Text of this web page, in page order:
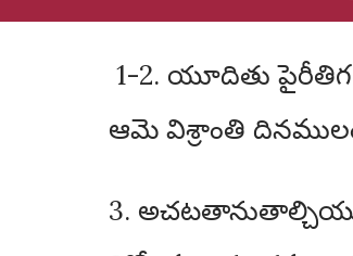
1-2. యూదితు పైరీతిగ యిస్రాయేలు దేవునికి ప్రార్ధనచేసి ముగించిన పిదప నేలమీదినుండి లేచి తన దాసిని పిలిపించెను.
ఆమె విశ్రాంతి
3.